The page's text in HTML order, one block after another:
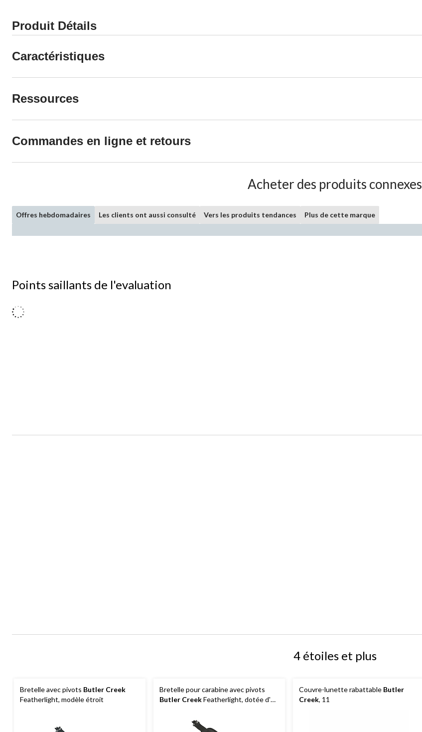
Produit Détails
Caractéristiques
Ressources
Commandes en ligne et retours
Acheter des produits connexes
Offres hebdomadaires Les clients ont aussi consulté Vers les produits tendances Plus de cette marque
Points saillants de l'evaluation
4 étoiles et plus
Bretelle avec pivots Butler Creek
Featherlight, modèle étroit
Bretelle pour carabine avec pivots
Butler CreekFeatherlight, dotée d'un
Couvre-lunette rabattable Butler
Creek, 11